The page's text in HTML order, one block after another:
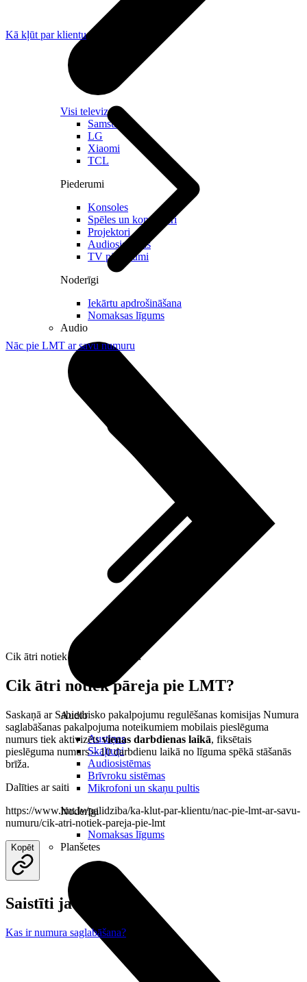
Visi televizori
Samsung
LG
Xiaomi
TCL
Piederumi
Konsoles
Spēles un kontrolieri
Projektori
Audiosistēmas
TV piederumi
Noderīgi
Iekārtu apdrošināšana
Nomaksas līgums
Audio
Audio
Austiņas
Skaļruņi
Audiosistēmas
Brīvroku sistēmas
Mikrofoni un skaņu pultis
Noderīgi
Nomaksas līgums
Planšetes
Kā kļūt par klientu
Nāc pie LMT ar savu numuru
Cik ātri notiek pāreja pie LMT?
Cik ātri notiek pāreja pie LMT?
Saskaņā ar Sabiedrisko pakalpojumu regulēšanas komisijas Numura
saglabāšanas pakalpojuma noteikumiem mobilais pieslēguma
numurs tiek aktivizētsvienas darbdienas laikā, fiksētais
pieslēguma numurs – 10 darbdienu laikā no līguma spēkā stāšanās
brīža.
Dalīties ar saiti
https://www.lmt.lv/palidziba/ka-klut-par-klientu/nac-pie-lmt-ar-savu-
numuru/cik-atri-notiek-pareja-pie-lmt
Kopēt
Saistīti jautājumi
Kas ir numura saglabāšana?